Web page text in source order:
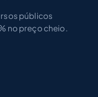
públicos
no preço cheio.